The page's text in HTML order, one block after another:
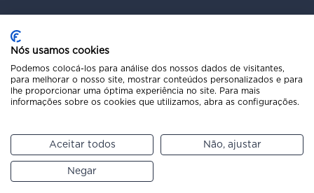
Liga para o 211 216 271
Pede um orçamento
Política de Privacidade
Aviso Legal
Código Ético
Canal de Denúncias
Copyright © 2025 GREE Products
Nós usamos cookies
Podemos colocá-los para análise dos nossos dados de visitantes,
para melhorar o nosso site, mostrar conteúdos personalizados e para
lhe proporcionar uma óptima experiência no site. Para mais
informações sobre os cookies que utilizamos, abra as configurações.
Aceitar todos Não, ajustar
Negar